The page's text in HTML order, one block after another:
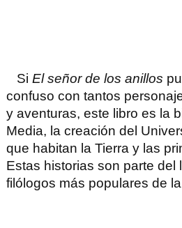
Si El señor de los anillos
confuso con tantos
y aventuras, este libro es la
Media, la creación del
que habitan la Tierra y las
Estas historias son parte del
filólogos más populares de